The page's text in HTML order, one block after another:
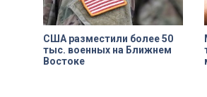
США разместили более 50
тыс. военных на Ближнем
Востоке